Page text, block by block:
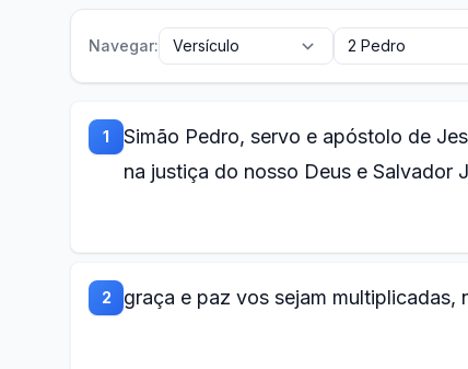
Navegar:
1
Simão Pedro, servo e apóstolo de
na justiça do nosso Deus e Salvador
2 graça e paz vos sejam multiplicadas,